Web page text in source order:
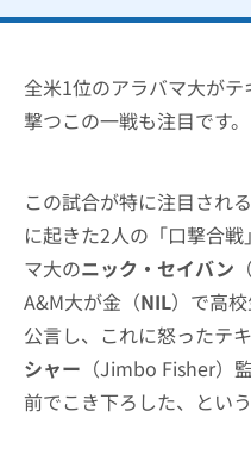
全米1位のアラバマ大が
撃つこの一戦も注目です。
この試合が特に注目され
に起きた2人の「口撃合
マ大のニック・セイバン
A&M大が金（NIL）で高
公言し、これに怒ったテ
シャー （Jimbo Fisher）
前でこき下ろした、という